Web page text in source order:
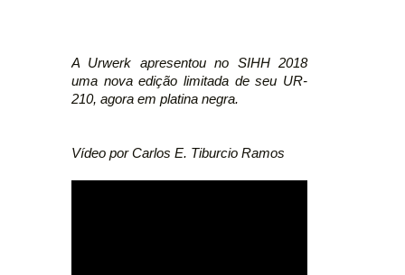
A Urwerk apresentou no SIHH 2018
uma nova edição limitada de seu UR-
210, agora em platina negra.
Vídeo por Carlos E. Tiburcio Ramos